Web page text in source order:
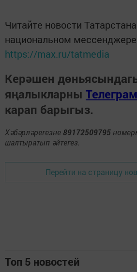
Читайте новости
национальном
https://max.ru/tatmedia
Керәшен
яңалыкларны
карап барыгыз.
Хәбәрләрегезне 89172509795
шалтыратып әйтегез.
Перейти на страницу
Топ 5 новостей